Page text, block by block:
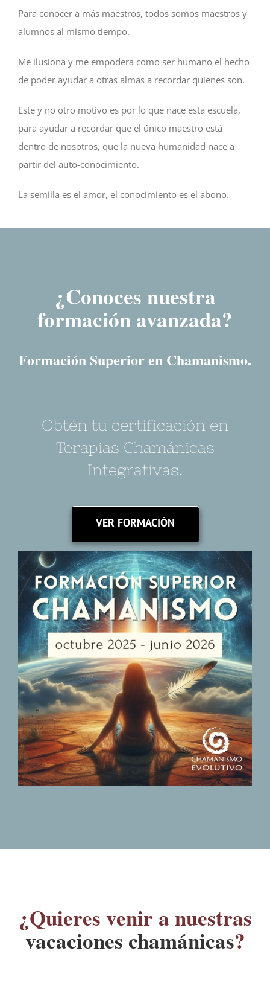
Para conocer a más maestros, todos somos maestros y
alumnos al mismo tiempo.
Me ilusiona y me empodera como ser humano el hecho
de poder ayudar a otras almas a recordar quienes son.
Este y no otro motivo es por lo que nace esta escuela,
para ayudar a recordar que el único maestro está
dentro de nosotros, que la nueva humanidad nace a
partir del auto-conocimiento.
La semilla es el amor, el conocimiento es el abono.
¿Conoces nuestra
formación avanzada?
Formación Superior en Chamanismo.
Obtén tu certificación en
Terapias Chamánicas
Integrativas.
VER FORMACIÓN
¿Quieres venir a nuestras
vacaciones chamánicas?